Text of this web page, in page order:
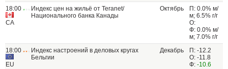
18:00
CA
Индекс цен на жильё от Teranet/
Национального банка Канады
Октябрь
П: 0.0% м/
м; 6.5% г/г
О:
Ф: 0.0% м/
м; 7.0% г/г
18:00
EU
Индекс настроений в деловых кругах
Бельгии
Декабрь
П: -12.2
О: -11.8
Ф: -10.6